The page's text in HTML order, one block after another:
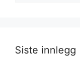
Siste innlegg